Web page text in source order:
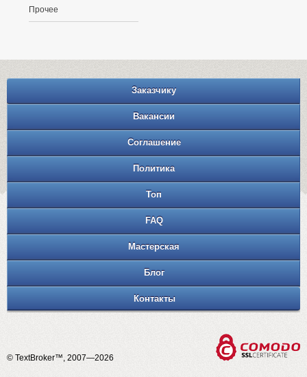
Прочее
Заказчику
Вакансии
Соглашение
Политика
Топ
FAQ
Мастерская
Блог
Контакты
© TextBroker™, 2007—2026